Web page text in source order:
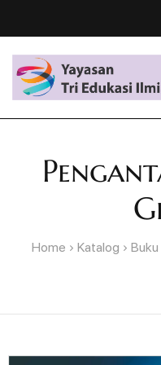
Home Katalog